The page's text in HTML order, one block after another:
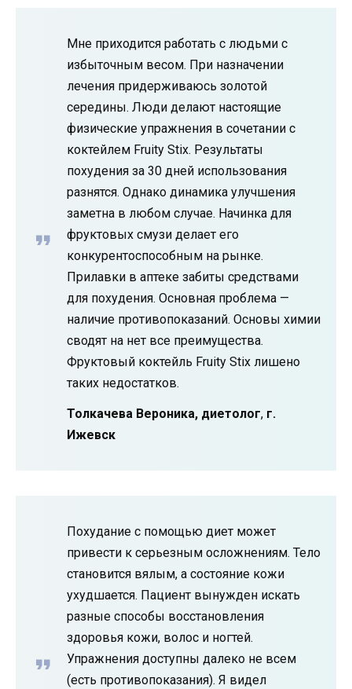
Мне приходится работать с людьми с
избыточным весом. При назначении
лечения придерживаюсь золотой
середины. Люди делают настоящие
физические упражнения в сочетании с
коктейлем Fruity Stix. Результаты
похудения за 30 дней использования
разнятся. Однако динамика улучшения
заметна в любом случае. Начинка для
фруктовых смузи делает его
конкурентоспособным на рынке.
Прилавки в аптеке забиты средствами
для похудения. Основная проблема —
наличие противопоказаний. Основы химии
сводят на нет все преимущества.
Фруктовый коктейль Fruity Stix лишено
таких недостатков.
Толкачева Вероника, диетолог, г.
Ижевск
Похудание с помощью диет может
привести к серьезным осложнениям. Тело
становится вялым, а состояние кожи
ухудшается. Пациент вынужден искать
разные способы восстановления
здоровья кожи, волос и ногтей.
Упражнения доступны далеко не всем
(есть противопоказания). Я видел